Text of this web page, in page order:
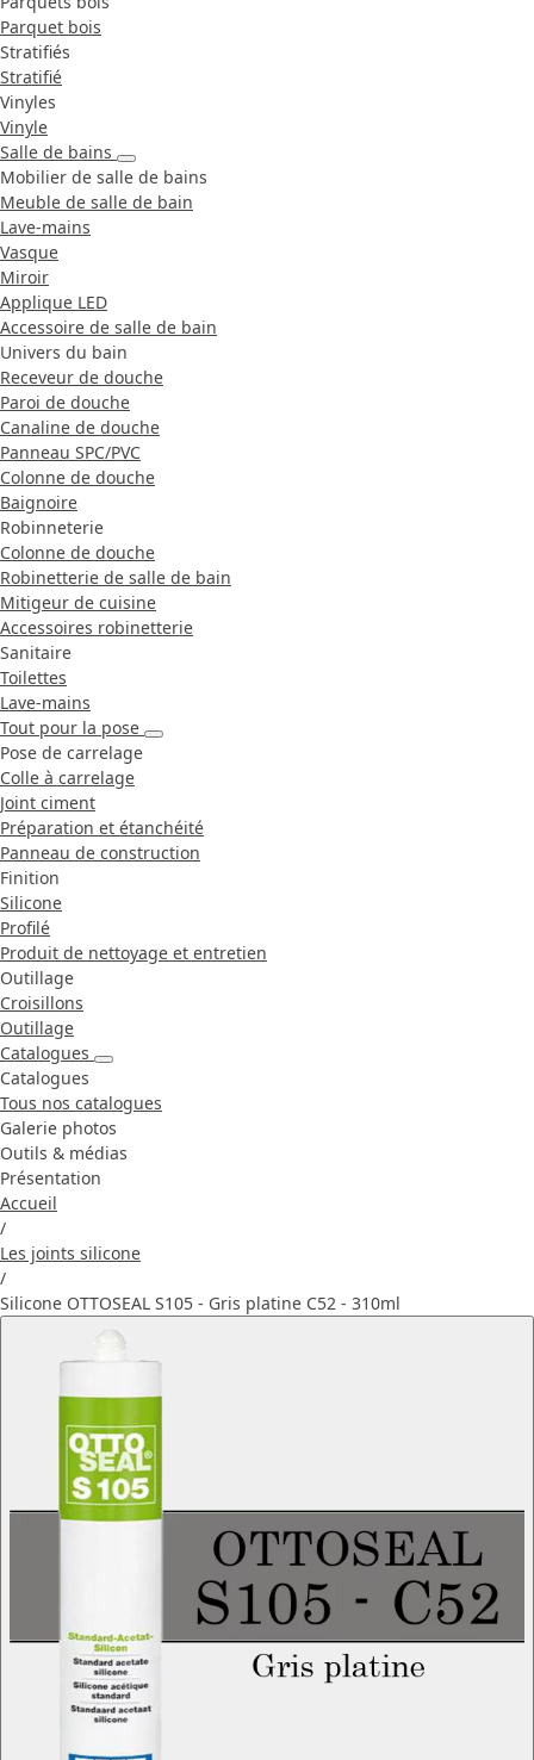
Parquet bois
Stratifiés
Stratifié
Vinyles
Vinyle
Salle de bains
Mobilier de salle de bains
Meuble de salle de bain
Lave-mains
Vasque
Miroir
Applique LED
Accessoire de salle de bain
Univers du bain
Receveur de douche
Paroi de douche
Canaline de douche
Panneau SPC/PVC
Colonne de douche
Baignoire
Robinneterie
Colonne de douche
Robinetterie de salle de bain
Mitigeur de cuisine
Accessoires robinetterie
Sanitaire
Toilettes
Lave-mains
Tout pour la pose
Pose de carrelage
Colle à carrelage
Joint ciment
Préparation et étanchéité
Panneau de construction
Finition
Silicone
Profilé
Produit de nettoyage et entretien
Outillage
Croisillons
Outillage
Catalogues
Catalogues
Tous nos catalogues
Galerie photos
Outils & médias
Présentation
Accueil
/
Les joints silicone
/
Silicone OTTOSEAL S105 - Gris platine C52 - 310ml